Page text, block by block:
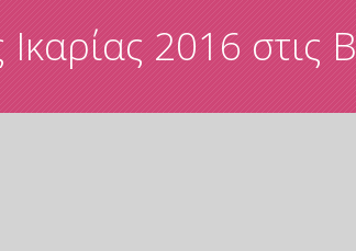
2016 στις